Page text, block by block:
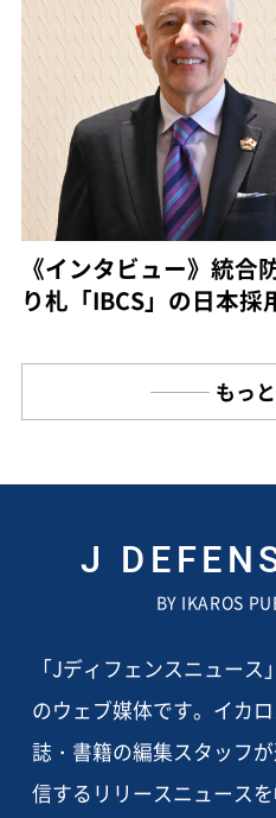
《インタビュー》統合
り札「IBCS」の日本採
もっ
J
BY IKAROS
「Jディフェンスニュー
のウェブ媒体です。イカ
誌・書籍の編集スタッフ
信するリリースニュース